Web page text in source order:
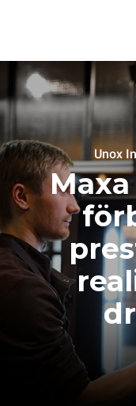
Unox